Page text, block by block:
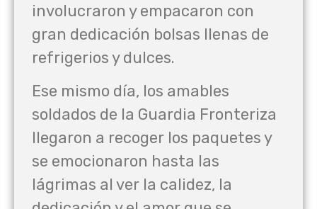
involucraron y empacaron con
gran dedicación bolsas llenas de
refrigerios y dulces.
Ese mismo día, los amables
soldados de la Guardia Fronteriza
llegaron a recoger los paquetes y
se emocionaron hasta las
lágrimas al ver la calidez, la